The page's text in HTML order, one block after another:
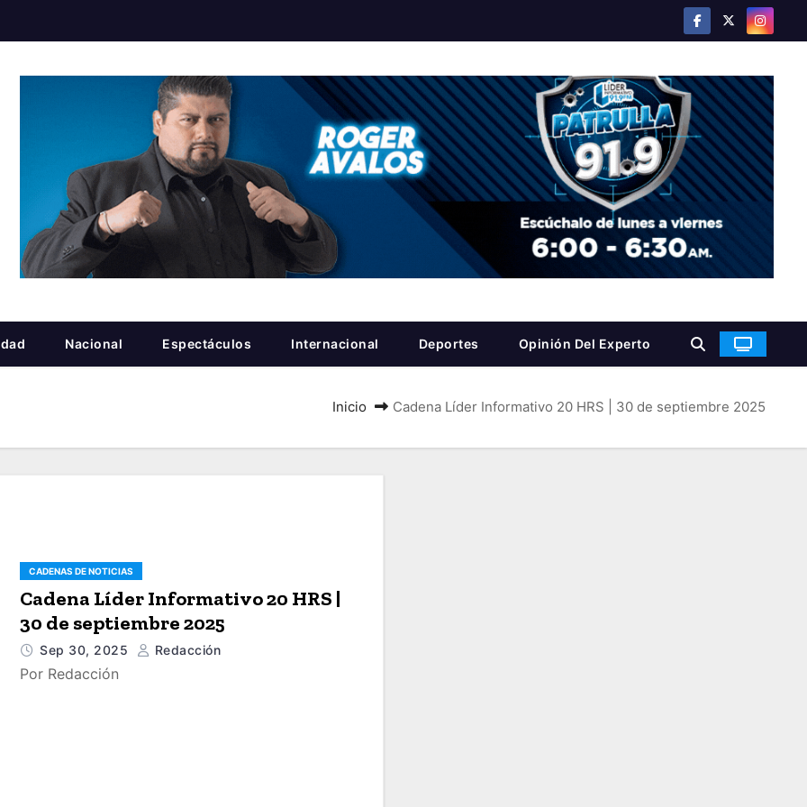
Nacional Espectáculos Internacional Deportes Opinión Del Experto
Inicio Cadena Líder Informativo 20 HRS | 30 de septiembre 2025
CADENAS DE NOTICIAS
Cadena Líder Informativo 20 HRS |
30 de septiembre 2025
Sep 30, 2025 Redacción
Por Redacción